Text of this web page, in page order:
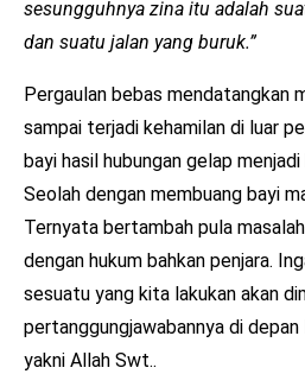
sesungguhnya zina itu adalah
dan suatu jalan yang buruk.”
Pergaulan bebas mendatangkan
sampai terjadi kehamilan di luar
bayi hasil hubungan gelap
Seolah dengan membuang bayi
Ternyata bertambah pula
dengan hukum bahkan penjara.
sesuatu yang kita lakukan akan
pertanggungjawabannya di depan
yakni Allah Swt..